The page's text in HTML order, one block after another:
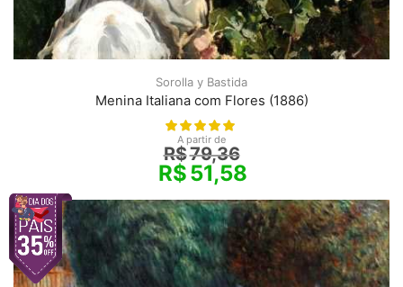
Sorolla y Bastida
Menina Italiana com Flores (1886)
A partir de
R$79,36
R$51,58